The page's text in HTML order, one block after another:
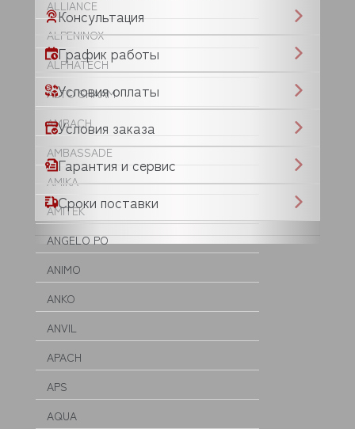
ALLIANCE
ALPENINOX
ALPHATECH
ALTO SHAAM
AMBACH
AMBASSADE
AMIKA
AMITEK
ANGELO PO
ANIMO
ANKO
ANVIL
APACH
APS
AQUA
Консультация
График работы
Условия оплаты
Условия заказа
Гарантия и сервис
Сроки поставки